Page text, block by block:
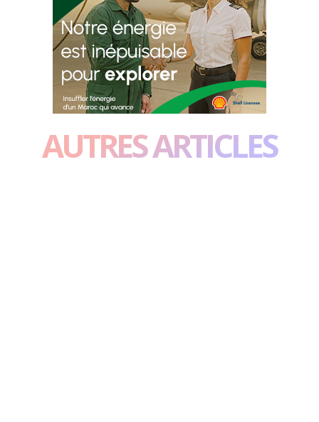
AUTRES ARTICLES